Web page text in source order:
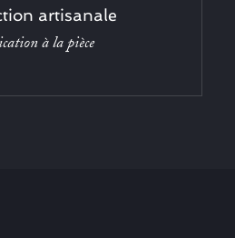
artisanale
à la pièce